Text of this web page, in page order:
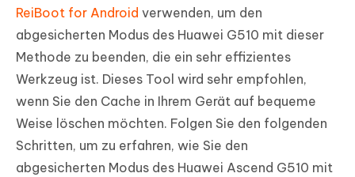
ReiBoot for Android verwenden, um den
abgesicherten Modus des Huawei G510 mit dieser
Methode zu beenden, die ein sehr effizientes
Werkzeug ist. Dieses Tool wird sehr empfohlen,
wenn Sie den Cache in Ihrem Gerät auf bequeme
Weise löschen möchten. Folgen Sie den folgenden
Schritten, um zu erfahren, wie Sie den
abgesicherten Modus des Huawei Ascend G510 mit